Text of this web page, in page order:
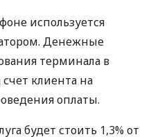
используется
Денежные
терминала в
клиента на
оплаты.
будет стоить 1,3% от